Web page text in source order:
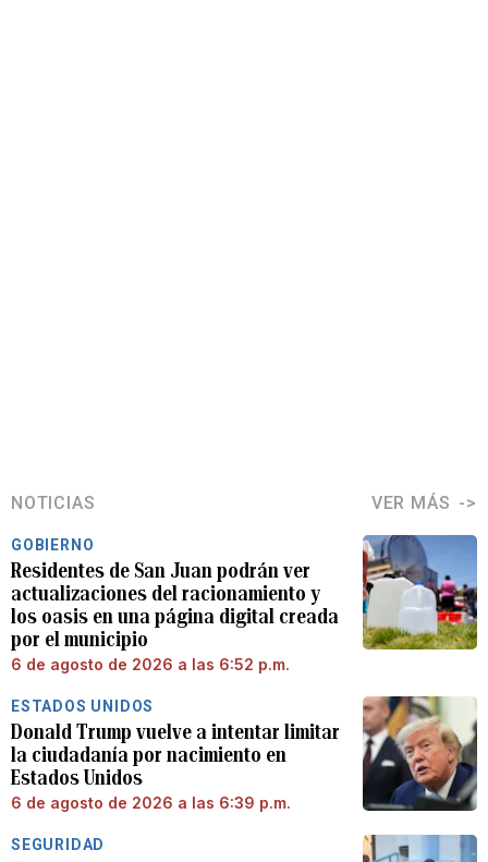
NOTICIAS VER MÁS
GOBIERNO
Residentes de San Juan podrán ver
actualizaciones del racionamiento y
los oasis en una página digital creada
por el municipio
6 de agosto de 2026 a las 6:52 p.m.
ESTADOS UNIDOS
Donald Trump vuelve a intentar limitar
la ciudadanía por nacimiento en
Estados Unidos
6 de agosto de 2026 a las 6:39 p.m.
SEGURIDAD